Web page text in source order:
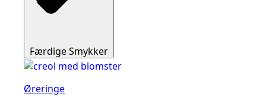
Færdige Smykker
Øreringe